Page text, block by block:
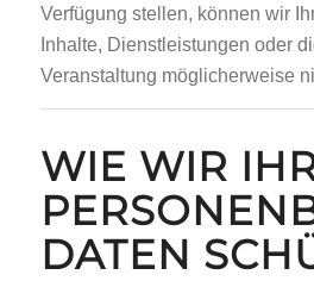
Verfügung stellen, können wir
Inhalte, Dienstleistungen oder
Veranstaltung möglicherweise
WIE WIR
DATEN